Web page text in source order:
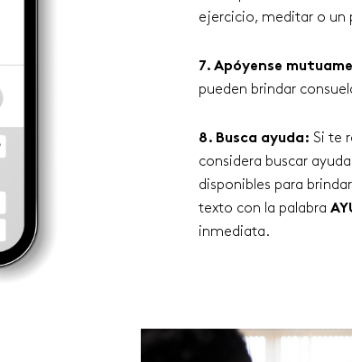
ejercicio, meditar o un
7. Apóyense
pueden brindar
8. Busca ayuda: Si te
considera buscar
disponibles para
texto con la palabra
inmediata.